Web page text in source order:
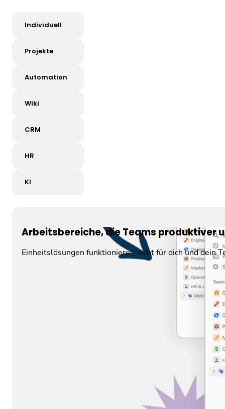
Individuell
Projekte
Automation
Wiki
CRM
HR
KI
Arbeitsbereiche, die Teams produktiver
Einheitslösungen funktionieren nicht für dich und dein